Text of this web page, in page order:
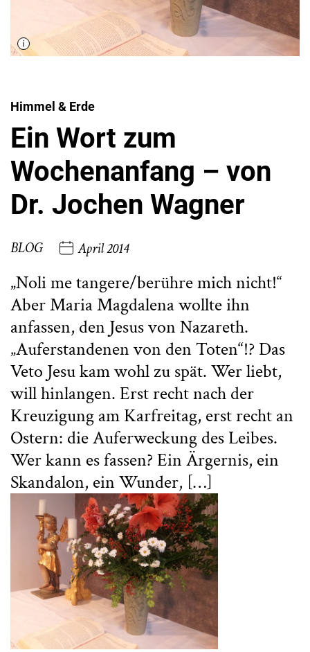
Himmel & Erde
Ein Wort zum
Wochenanfang – von
Dr. Jochen Wagner
BLOG April 2014
„Noli me tangere/berühre mich nicht!“
Aber Maria Magdalena wollte ihn
anfassen, den Jesus von Nazareth.
„Auferstandenen von den Toten“!? Das
Veto Jesu kam wohl zu spät. Wer liebt,
will hinlangen. Erst recht nach der
Kreuzigung am Karfreitag, erst recht an
Ostern: die Auferweckung des Leibes.
Wer kann es fassen? Ein Ärgernis, ein
Skandalon, ein Wunder, […]